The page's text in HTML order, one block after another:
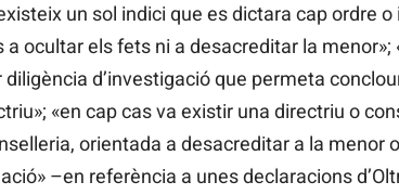
un sol indici que es dictara cap ordre
ocultar els fets ni a desacreditar la
d’investigació que permeta
«en cap cas va existir una directriu o
orientada a desacreditar a la menor
–en referència a unes declaracions